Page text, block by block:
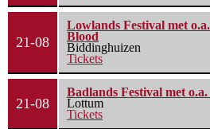
21-08
Lowlands Festival met
Blood
Biddinghuizen
Tickets
21-08
Badlands Festival met
Lottum
Tickets